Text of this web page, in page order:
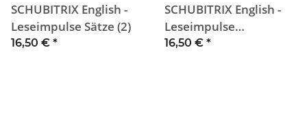
SCHUBITRIX English -
Leseimpulse Sätze (2)
16,50 € *
SCHUBITRIX English -
Leseimpulse
Wortgruppen (1)
16,50 € *